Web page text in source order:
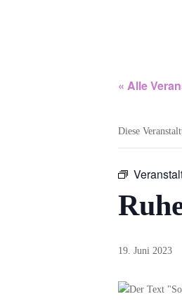
« Alle
Diese
19. Juni 2023